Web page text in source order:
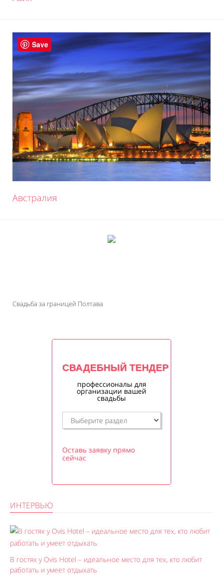
Австралия
Свадьба за границей Полтава
СВАДЕБНЫЙ ТЕНДЕР
профессионалы для
организации вашей
свадьбы
Оставь заявку прямо
сейчас
ИНТЕРВЬЮ
В гостях у Ovis Hotel – идеальное место для тех, кто любит
работать и умеет отдыхать
Save